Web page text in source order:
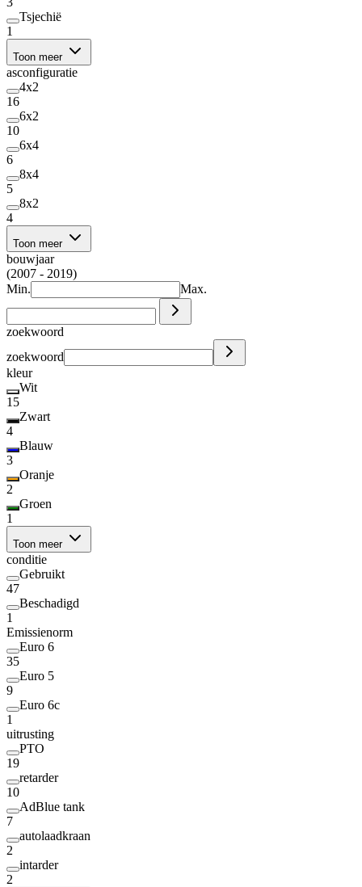
Tsjechië
1
Toon meer
asconfiguratie
4x2
16
6x2
10
6x4
6
8x4
5
8x2
4
Toon meer
bouwjaar
(2007 - 2019)
Min.
Max.
zoekwoord
zoekwoord
kleur
Wit
15
Zwart
4
Blauw
3
Oranje
2
Groen
1
Toon meer
conditie
Gebruikt
47
Beschadigd
1
Emissienorm
Euro 6
35
Euro 5
9
Euro 6c
1
uitrusting
PTO
19
retarder
10
AdBlue tank
7
autolaadkraan
2
intarder
2